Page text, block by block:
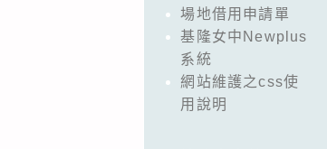
場地借用申請單
基隆女中Newplus
系統
網站維護之css使
用說明